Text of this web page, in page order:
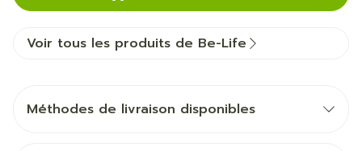
Voir tous les produits de Be-Life
Méthodes de livraison disponibles